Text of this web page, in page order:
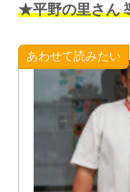
★平野の里さん